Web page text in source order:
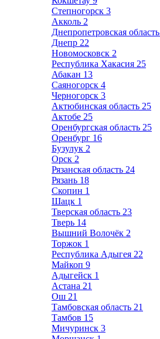
Степногорск 3
Акколь 2
Днепропетровская область
Днепр 22
Новомосковск 2
Республика Хакасия 25
Абакан 13
Саяногорск 4
Черногорск 3
Актюбинская область 25
Актобе 25
Оренбургская область 25
Оренбург 16
Бузулук 2
Орск 2
Рязанская область 24
Рязань 18
Скопин 1
Шацк 1
Тверская область 23
Тверь 14
Вышний Волочёк 2
Торжок 1
Республика Адыгея 22
Майкоп 9
Адыгейск 1
Астана 21
Ош 21
Тамбовская область 21
Тамбов 15
Мичуринск 3